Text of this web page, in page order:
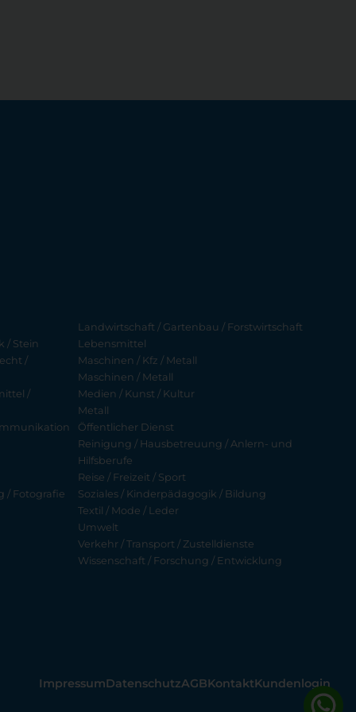
/ Stein
/
/
/ Fotografie
Landwirtschaft / Gartenbau / Forstwirtschaft
Lebensmittel
Maschinen / Kfz / Metall
Maschinen / Metall
Medien / Kunst / Kultur
Metall
Öffentlicher Dienst
Reinigung / Hausbetreuung / Anlern- und
Hilfsberufe
Reise / Freizeit / Sport
Soziales / Kinderpädagogik / Bildung
Textil / Mode / Leder
Umwelt
Verkehr / Transport / Zustelldienste
Wissenschaft / Forschung / Entwicklung
ImpressumDatenschutzAGBKontaktKundenlogin